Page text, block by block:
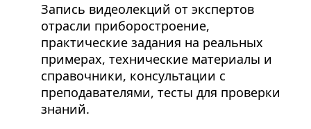
Запись видеолекций от экспертов
отрасли приборостроение,
практические задания на реальных
примерах, технические материалы и
справочники, консультации с
преподавателями, тесты для проверки
знаний.